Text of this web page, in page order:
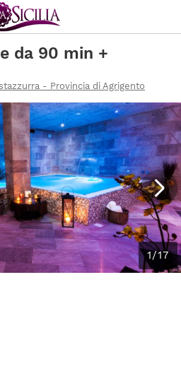
da 90 min +
- Provincia di Agrigento
1/17